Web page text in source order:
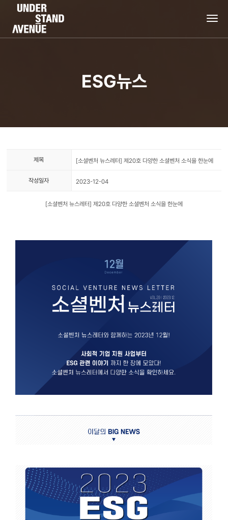
ESG뉴스
제목 [소셜벤처 뉴스레터] 제20호 다양한 소셜벤처 소식을 한눈에
작성일자 2023-12-04
[소셜벤처 뉴스레터] 제20호 다양한 소셜벤처 소식을 한눈에